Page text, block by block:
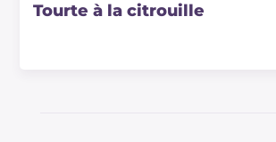
Tourte à la citrouille